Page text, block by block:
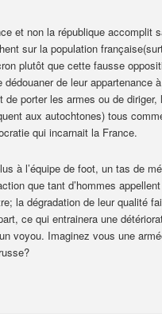
et non la république accomplit
sur la population
plutôt que cette fausse
de leur appartenance
de porter les armes ou de
aux autochtones) tous
qui incarnait la France.
à l’équipe de foot, un tas de
que tant d’hommes
la dégradation de leur qualité
ce qui entrainera une
voyou. Imaginez vous une